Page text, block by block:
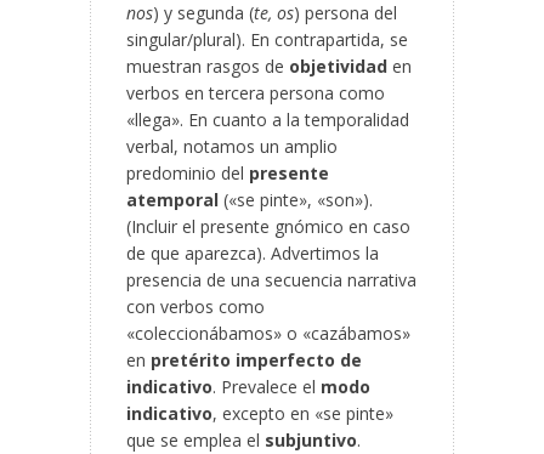
nos) y segunda (te, os) persona del
singular/plural). En contrapartida, se
muestran rasgos de objetividad en
verbos en tercera persona como
«llega». En cuanto a la temporalidad
verbal, notamos un amplio
predominio del presente
atemporal («se pinte», «son»).
(Incluir el presente gnómico en caso
de que aparezca). Advertimos la
presencia de una secuencia narrativa
con verbos como
«coleccionábamos» o «cazábamos»
en pretérito imperfecto de
indicativo. Prevalece el modo
indicativo, excepto en «se pinte»
que se emplea el subjuntivo.